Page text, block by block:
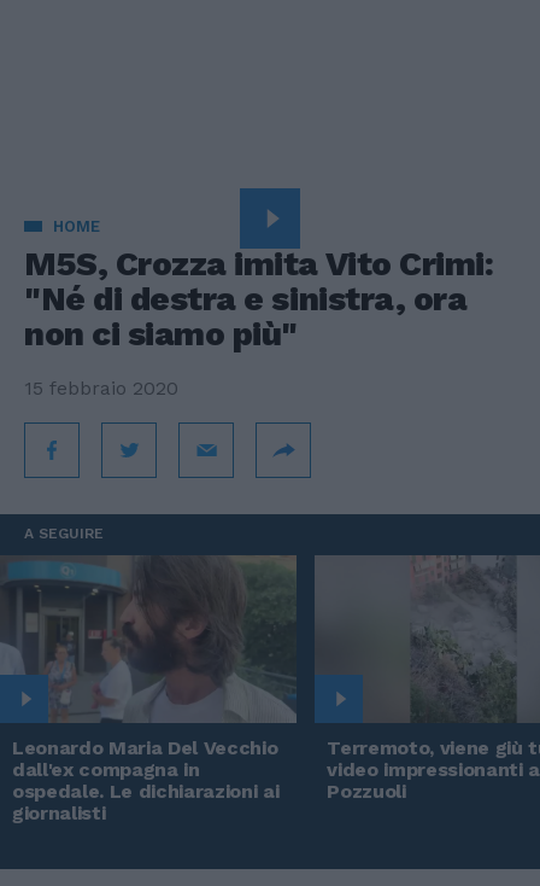
HOME
M5S, Crozza imita Vito Crimi:
"Né di destra e sinistra, ora
non ci siamo più"
15 febbraio 2020
A SEGUIRE
Leonardo Maria Del Vecchio
dall'ex compagna in
ospedale. Le dichiarazioni ai
giornalisti
Terremoto, viene giù
video impressionanti a
Pozzuoli